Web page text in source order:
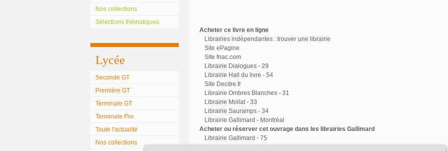
Nos collections
Sélections thématiques
Lycée
Seconde GT
Première GT
Terminale GT
Terminale Pro
Toute l'actualité
Nos collections
Acheter ce livre en ligne
Librairies indépendantes : trouver une librairie
Site ePagine
Site fnac.com
Librairie Dialogues - 29
Librairie Hall du livre - 54
Site Decitre.fr
Librairie Ombres Blanches - 31
Librairie Mollat - 33
Librairie Sauramps - 34
Librairie Gallimard - Montréal
Acheter ou réserver cet ouvrage dans les librairies Gallimard
Librairie Gallimard - 75